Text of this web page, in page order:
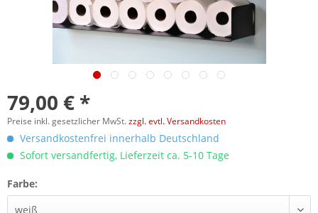
79,00 € *
Preise inkl. gesetzlicher MwSt.zzgl. evtl. Versandkosten
Versandkostenfrei innerhalb Deutschland
Sofort versandfertig, Lieferzeit ca. 5-10 Tage
Farbe: